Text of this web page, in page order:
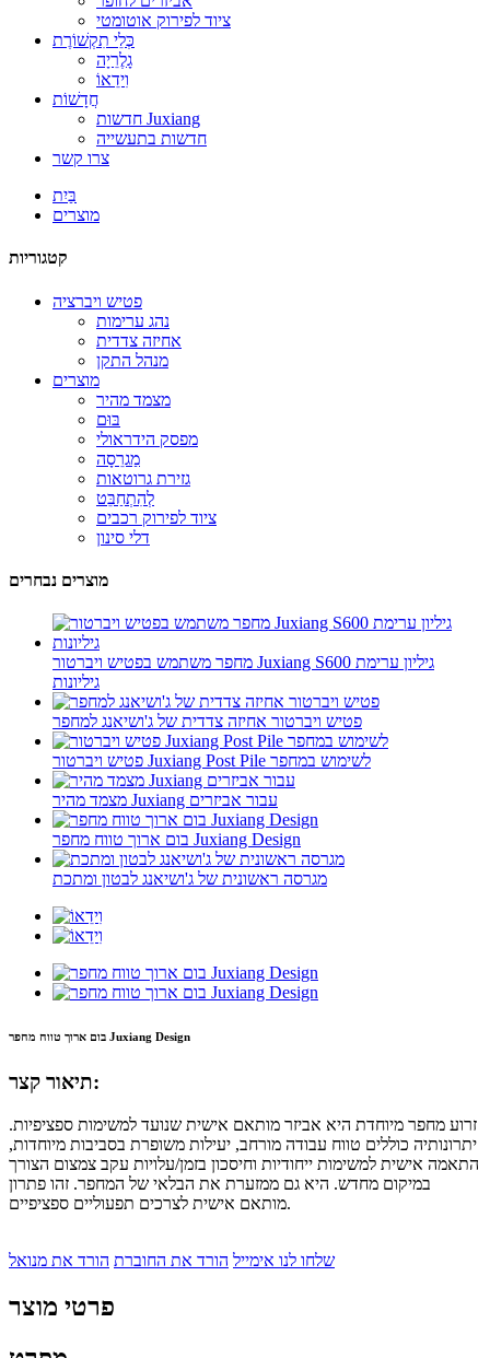
ציוד לפירוק אוטומטי
כְּלֵי תִקְשׁוֹרֶת
גָלֶרֵיָה
וִידֵאוֹ
חֲדָשׁוֹת
חדשות Juxiang
חדשות בתעשייה
צרו קשר
בַּיִת
מוצרים
קטגוריות
פטיש ויברציה
נהג ערימות
אחיזה צדדית
מנהל התקן
מוצרים
מצמד מהיר
בּוּם
מפסק הידראולי
מַגרֵסָה
גזירת גרוטאות
לְהִתְחַבֵּט
ציוד לפירוק רכבים
דלי סינון
מוצרים נבחרים
מחפר משתמש בפטיש ויברטור Juxiang S600 גיליון ערימת
גיליונות
פטיש ויברטור אחיזה צדדית של ג'ושיאנג למחפר
פטיש ויברטור Juxiang Post Pile לשימוש במחפר
מצמד מהיר Juxiang עבור אביזרים
בום ארוך טווח מחפר Juxiang Design
מגרסה ראשונית של ג'ושיאנג לבטון ומתכת
בום ארוך טווח מחפר Juxiang Design
תיאור קצר:
זרוע מחפר מיוחדת היא אביזר מותאם אישית שנועד למשימות ספציפיות.
יתרונותיה כוללים טווח עבודה מורחב, יעילות משופרת בסביבות מיוחדות,
התאמה אישית למשימות ייחודיות וחיסכון בזמן/עלויות עקב צמצום הצורך
במיקום מחדש. היא גם ממזערת את הבלאי של המחפר. זהו פתרון
מותאם אישית לצרכים תפעוליים ספציפיים.
שלחו לנו אימייל הורד את החוברת הורד את מנואל
פרטי מוצר